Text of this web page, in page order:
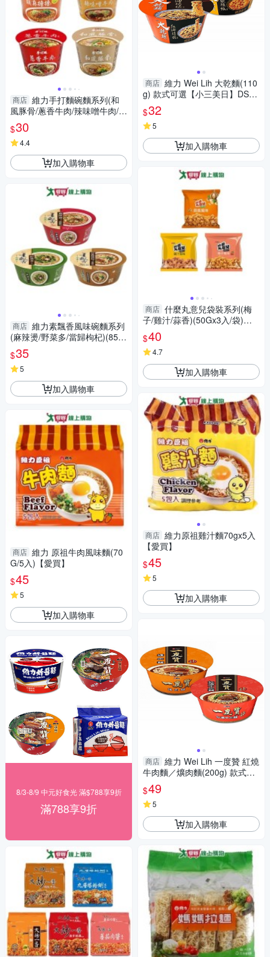
商店 維力手打麵碗麵系列(和
風豚骨/蔥香牛肉/辣味噌牛肉/胡
麻擔擔)(100-110g/碗)【愛買】
$30
4.4
加入購物車
商店 維力素飄香風味碗麵系列
(麻辣燙/野菜多/當歸枸杞)(85-9
5G/碗)【愛買】
$35
5
加入購物車
商店 維力 原祖牛肉風味麵(70
G/5入)【愛買】
$45
5
加入購物車
8/3-8/9 中元好食光 滿$788享9折
滿788享9折
商店 維力 Wei Lih 大乾麵(110
g) 款式可選【小三美日】DS01
2542
$32
5
加入購物車
商店 什麼丸意兒袋裝系列(梅
子/雞汁/蒜香)(50Gx3入/袋)
【愛買】
$40
4.7
加入購物車
商店 維力原祖雞汁麵70gx5入
【愛買】
$45
5
加入購物車
商店 維力 Wei Lih 一度贊 紅燒
牛肉麵／爌肉麵(200g) 款式可
選【小三美日】※禁空運DS012
540
$49
5
加入購物車